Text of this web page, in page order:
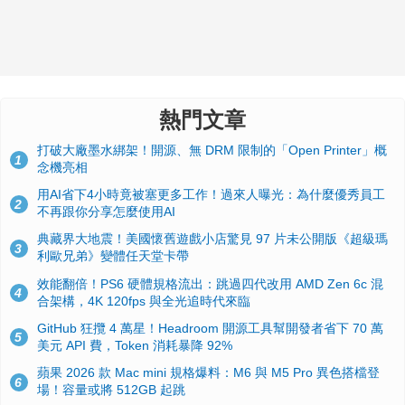
熱門文章
1
打破大廠墨水綁架！開源、無 DRM 限制的「Open Printer」概
念機亮相
2
用AI省下4小時竟被塞更多工作！過來人曝光：為什麼優秀員工
不再跟你分享怎麼使用AI
3
典藏界大地震！美國懷舊遊戲小店驚見 97 片未公開版《超級瑪
利歐兄弟》變體任天堂卡帶
4
效能翻倍！PS6 硬體規格流出：跳過四代改用 AMD Zen 6c 混
合架構，4K 120fps 與全光追時代來臨
5
GitHub 狂攬 4 萬星！Headroom 開源工具幫開發者省下 70 萬
美元 API 費，Token 消耗暴降 92%
6
蘋果 2026 款 Mac mini 規格爆料：M6 與 M5 Pro 異色搭檔登
場！容量或將 512GB 起跳